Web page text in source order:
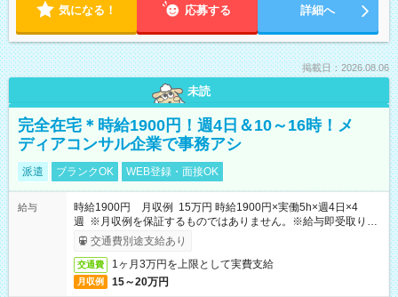
気になる！ 応募する 詳細へ
掲載日：2026.08.06
未読
完全在宅＊時給1900円！週4日＆10～16時！メ
ディアコンサル企業で事務アシ
派遣 ブランクOK WEB登録・面接OK
給与
時給1900円 月収例 15万円 時給1900円×実働5h×週4日×4
週 ※月収例を保証するものではありません。※給与即受取りサ
ービス利用可（利用条件有）
交通費別途支給あり
交通費 1ヶ月3万円を上限として実費支給
月収例 15～20万円